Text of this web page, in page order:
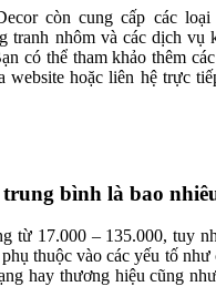
còn cung cấp các loại
tranh nhôm và các dịch vụ
có thể tham khảo thêm
website hoặc liên hệ trực
bình là bao
từ 17.000 – 135.000, tuy
thuộc vào các yếu tố như
hay thương hiệu cũng